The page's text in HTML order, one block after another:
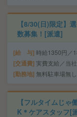
【8/30(日)限定】
数募集！[派遣]
給 与 時給1350円／
交通費 実費支給／当社
勤務地 無料駐車場無
【フルタイムじ
K＊ケアスタッフ[